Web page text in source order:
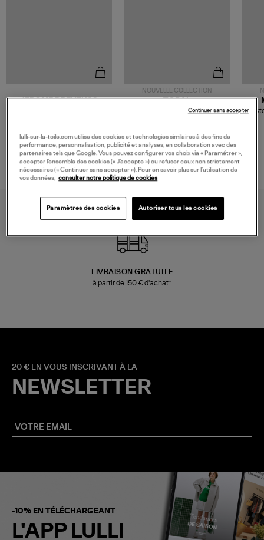
JEROME DREYFUSS
NOUVELLE COLLECTION
TORAL
Mocassins Killian Sport
LIVRAISON GRATUITE
à partir de 150 € d'achat*
20 € EN VOUS INSCRIVANT À LA
NEWSLETTER
-10% EN TÉLÉCHARGEANT
L'APP LULLI
lulli-sur-la-toile.com utilise des cookies et technologies similaires à des fins de
performance, personnalisation, publicité et analyses, en collaboration avec des
partenaires tels que Google. Vous pouvez configurer vos choix via « Paramétrer »,
accepter l’ensemble des cookies (« J’accepte ») ou refuser ceux non strictement
nécessaires (« Continuer sans accepter »). Pour en savoir plus sur l’utilisation de
vos données, consulter notre politique de cookies
Paramètres des cookies Autoriser tous les cookies
Continuer sans accepter